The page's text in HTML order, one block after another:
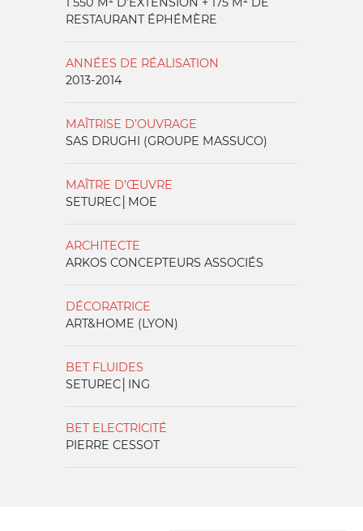
RESTAURANT ÉPHÉMÈRE
ANNÉES DE RÉALISATION
2013-2014
MAÎTRISE D’OUVRAGE
SAS DRUGHI (GROUPE MASSUCO)
MAÎTRE D’ŒUVRE
SETUREC│MOE
ARCHITECTE
ARKOS CONCEPTEURS ASSOCIÉS
DÉCORATRICE
ART&HOME (LYON)
BET FLUIDES
SETUREC│ING
BET ELECTRICITÉ
PIERRE CESSOT